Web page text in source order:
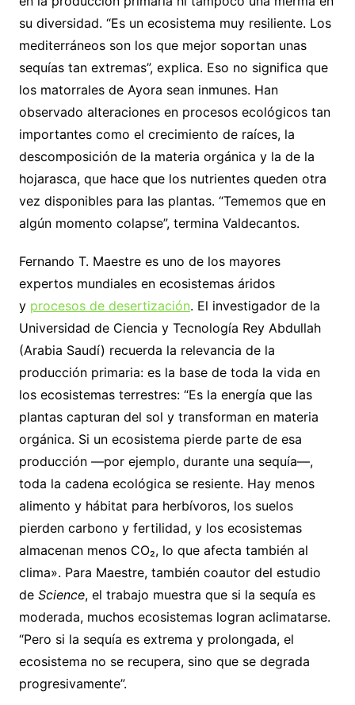
su diversidad. “Es un ecosistema muy resiliente. Los
mediterráneos son los que mejor soportan unas
sequías tan extremas”, explica. Eso no significa que
los matorrales de Ayora sean inmunes. Han
observado alteraciones en procesos ecológicos tan
importantes como el crecimiento de raíces, la
descomposición de la materia orgánica y la de la
hojarasca, que hace que los nutrientes queden otra
vez disponibles para las plantas. “Tememos que en
algún momento colapse”, termina Valdecantos.
Fernando T. Maestre es uno de los mayores
expertos mundiales en ecosistemas áridos
y procesos de desertización. El investigador de la
Universidad de Ciencia y Tecnología Rey Abdullah
(Arabia Saudí) recuerda la relevancia de la
producción primaria: es la base de toda la vida en
los ecosistemas terrestres: “Es la energía que las
plantas capturan del sol y transforman en materia
orgánica. Si un ecosistema pierde parte de esa
producción —por ejemplo, durante una sequía—,
toda la cadena ecológica se resiente. Hay menos
alimento y hábitat para herbívoros, los suelos
pierden carbono y fertilidad, y los ecosistemas
almacenan menos CO₂, lo que afecta también al
clima». Para Maestre, también coautor del estudio
de Science, el trabajo muestra que si la sequía es
moderada, muchos ecosistemas logran aclimatarse.
“Pero si la sequía es extrema y prolongada, el
ecosistema no se recupera, sino que se degrada
progresivamente”.